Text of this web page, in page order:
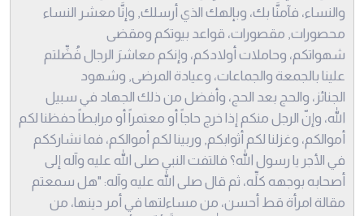
والنساء، فآمنَّا بك، وبإلهك الذي أرسلك, وإنَّا معشر النساء
محصورات, مقصورات، قواعد بيوتكم ومقضى
شهواتكم، وحاملات أولادكم، وإنكم معاشرَ الرجال فُضِّلتم
علينا بالجمعة والجماعات، وعيادة المرضى, وشهود
الجنائز، والحج بعد الحج، وأفضل من ذلك الجهاد في سبيل
الله، وإنّ الرجل منكم إذا خرج حاجاً أو معتمراً أو مرابطاً حفظنا لكم
أموالكم، وغزلنا لكم أثوابكم, وربينا لكم أموالكم، فما نشارككم
في الأجر يا رسول الله؟ فالتفت النبي صلى الله عليه وآله إلى
أصحابه بوجهه كلِّه، ثم قال صلى الله عليه وآله: "هل سمعتم
مقالة امرأة قط أحسن، من مساءلتها في أمر دينها، من